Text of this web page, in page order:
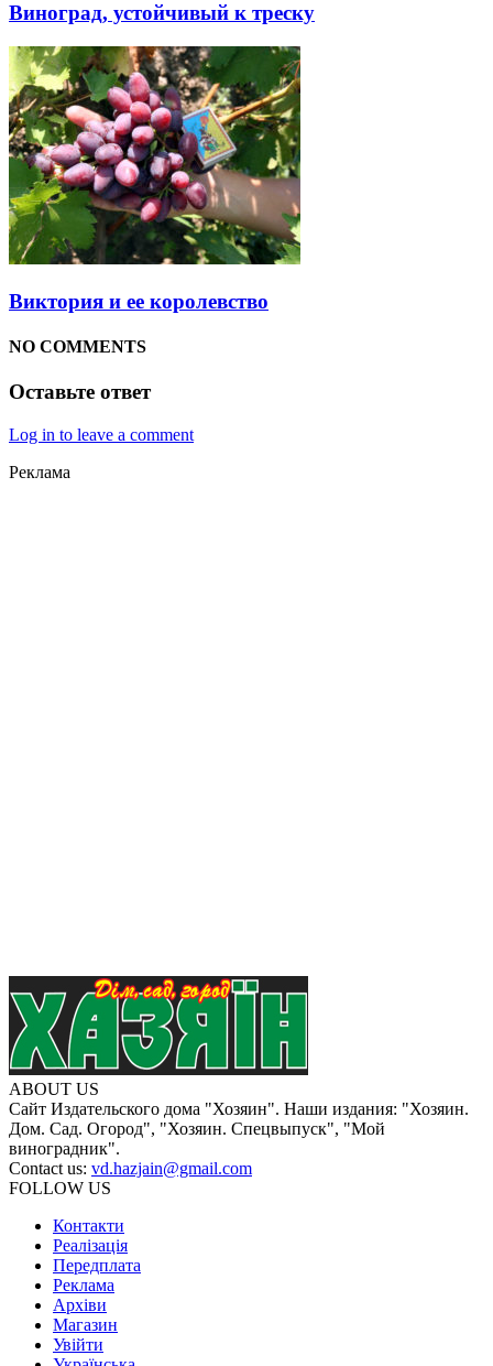
Виноград, устойчивый к треску
Виктория и ее королевство
NO COMMENTS
Оставьте ответ
Log in to leave a comment
Реклама
ABOUT US
Сайт Издательского дома "Хозяин". Наши издания: "Хозяин.
Дом. Сад. Огород", "Хозяин. Спецвыпуск", "Мой
виноградник".
Contact us: vd.hazjain@gmail.com
FOLLOW US
Контакти
Реалізація
Передплата
Реклама
Архіви
Магазин
Увійти